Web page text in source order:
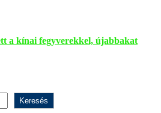
a kínai fegyverekkel, újabbakat
Keresés